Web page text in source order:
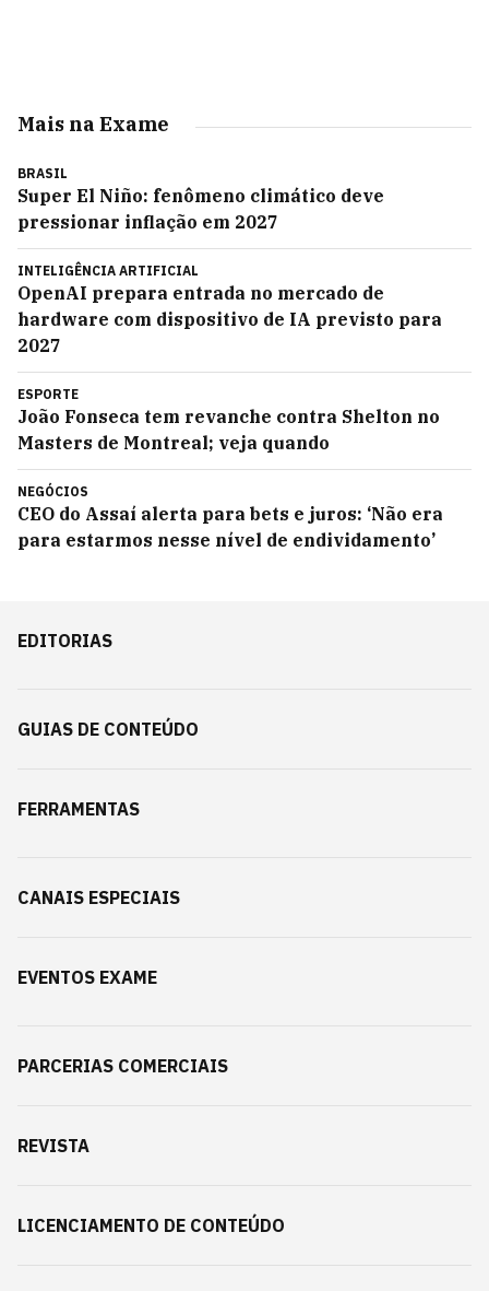
Mais na Exame
BRASIL
Super El Niño: fenômeno climático deve
pressionar inflação em 2027
INTELIGÊNCIA ARTIFICIAL
OpenAI prepara entrada no mercado de
hardware com dispositivo de IA previsto para
2027
ESPORTE
João Fonseca tem revanche contra Shelton no
Masters de Montreal; veja quando
NEGÓCIOS
CEO do Assaí alerta para bets e juros: ‘Não era
para estarmos nesse nível de endividamento’
EDITORIAS
GUIAS DE CONTEÚDO
FERRAMENTAS
CANAIS ESPECIAIS
EVENTOS EXAME
PARCERIAS COMERCIAIS
REVISTA
LICENCIAMENTO DE CONTEÚDO